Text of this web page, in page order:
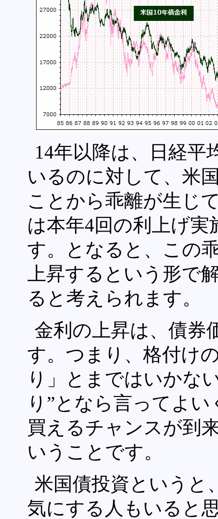
14年以降は、日経平
いるのに対して、米
ことから乖離が生じ
は本年4回の利上げ
す。となると、この
上昇するという形で
ると考えられます。
金利の上昇は、債券
す。つまり、格付け
り」とまではいかな
り”となら言ってよ
買えるチャンスが到
いうことです。
米国債投資というと
気にする人もいると